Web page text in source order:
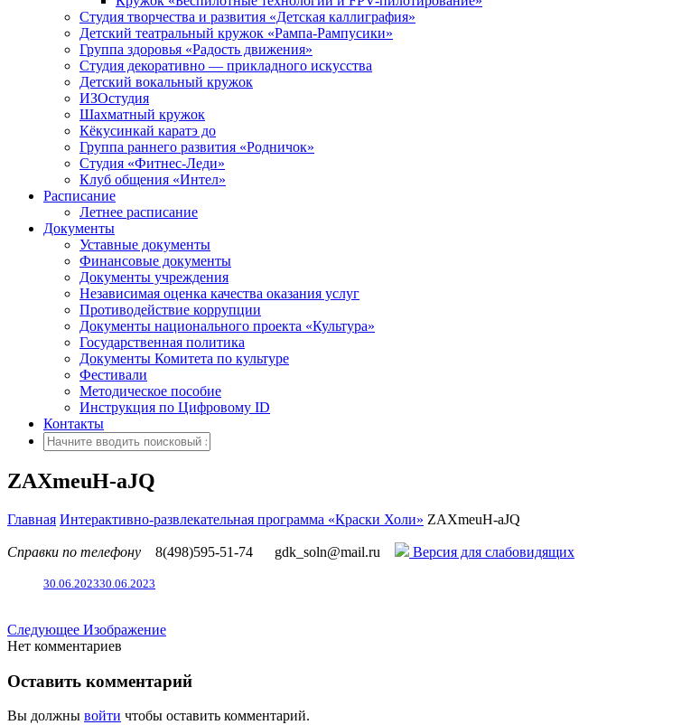
Студия творчества и развития «Детская каллиграфия»
Детский театральный кружок «Рампа-Рампусики»
Группа здоровья «Радость движения»
Студия декоративно — прикладного искусства
Детский вокальный кружок
ИЗОстудия
Шахматный кружок
Кёкусинкай каратэ до
Группа раннего развития «Родничок»
Cтудия «Фитнес-Леди»
Клуб общения «Интел»
Расписание
Летнее расписание
Документы
Уставные документы
Финансовые документы
Документы учреждения
Независимая оценка качества оказания услуг
Противодействие коррупции
Документы национального проекта «Культура»
Государственная политика
Документы Комитета по культуре
Фестивали
Методическое пособие
Инструкция по Цифровому ID
Контакты
ZAXmeuH-aJQ
Главная Интерактивно-развлекательная программа «Краски Холи» ZAXmeuH-aJQ
Справки по телефону 8(498)595-51-74 gdk_soln@mail.ru Версия для слабовидящих
30.06.202330.06.2023
Следующее Изображение
Нет комментариев
Оставить комментарий
Вы должны войти чтобы оставить комментарий.